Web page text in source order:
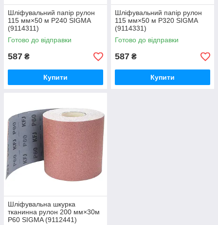
Шліфувальний папір рулон
115 мм×50 м P240 SIGMA
(9114311)
Готово до відправки
587 ₴
Купити
Шліфувальний папір рулон
115 мм×50 м P320 SIGMA
(9114331)
Готово до відправки
587 ₴
Купити
Шліфувальна шкурка
тканинна рулон 200 мм×30м
P60 SIGMA (9112441)